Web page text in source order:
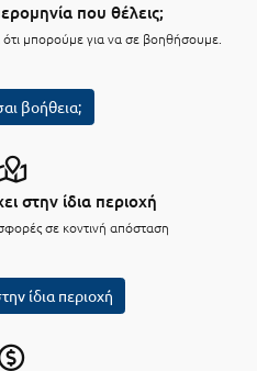
που θέλεις;
ότι μπορούμε για να σε βοηθήσουμε.
βοήθεια;
στην ίδια περιοχή
σε κοντινή απόσταση
ίδια περιοχή